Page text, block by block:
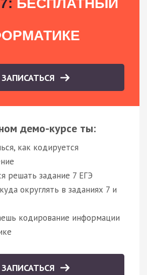
БЕСПЛАТНЫЙ
ЗАПИСАТЬСЯ
демо-курсе ты:
как кодируется
решать задание 7 ЕГЭ
округлять в заданиях 7 и
кодирование информации
ЗАПИСАТЬСЯ